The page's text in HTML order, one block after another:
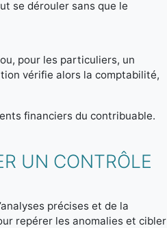
se dérouler sans que le
pour les particuliers, un
vérifie alors la comptabilité,
financiers du contribuable.
UN CONTRÔLE
précises et de la
repérer les anomalies et cibler